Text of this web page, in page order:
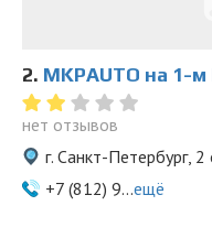
2. MKPAUTO на 1-
нет отзывов
г. Санкт-Петербург,
+7 (812) 9...ещё